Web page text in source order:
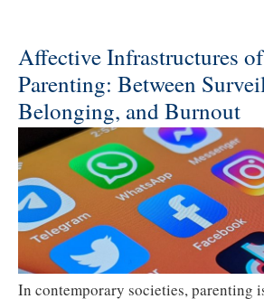
Affective Infrastructures
Parenting: Between
Belonging, and Burnout
In contemporary societies, parenting